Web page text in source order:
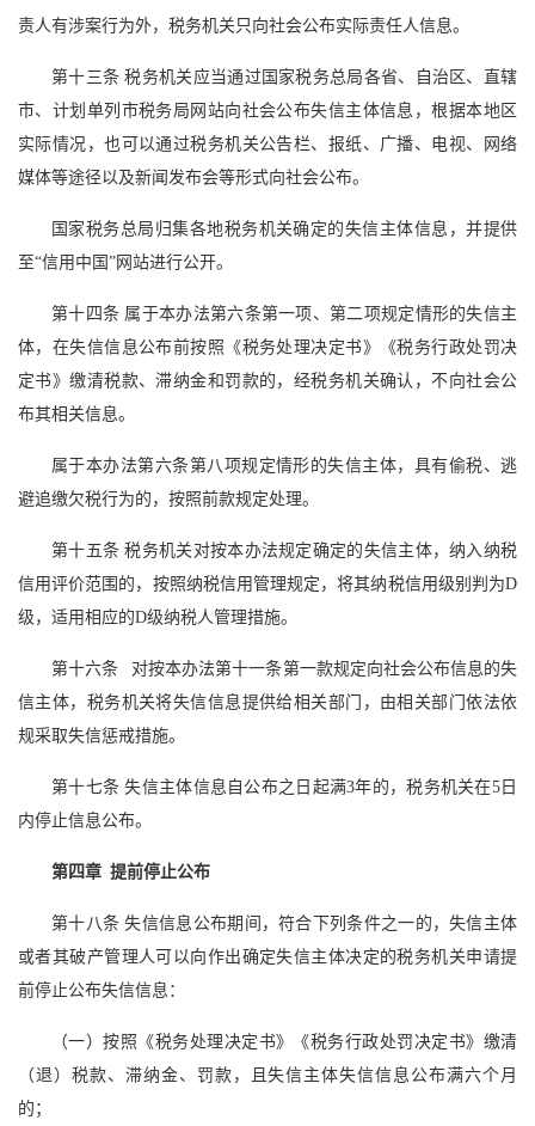
责人有涉案行为外，税务机关只向社会公布实际责任人信息。
第十三条 税务机关应当通过国家税务总局各省、自治区、直辖
市、计划单列市税务局网站向社会公布失信主体信息，根据本地区
实际情况，也可以通过税务机关公告栏、报纸、广播、电视、网络
媒体等途径以及新闻发布会等形式向社会公布。
国家税务总局归集各地税务机关确定的失信主体信息，并提供
至“信用中国”网站进行公开。
第十四条 属于本办法第六条第一项、第二项规定情形的失信主
体，在失信信息公布前按照《税务处理决定书》《税务行政处罚决
定书》缴清税款、滞纳金和罚款的，经税务机关确认，不向社会公
布其相关信息。
属于本办法第六条第八项规定情形的失信主体，具有偷税、逃
避追缴欠税行为的，按照前款规定处理。
第十五条 税务机关对按本办法规定确定的失信主体，纳入纳税
信用评价范围的，按照纳税信用管理规定，将其纳税信用级别判为D
级，适用相应的D级纳税人管理措施。
第十六条 对按本办法第十一条第一款规定向社会公布信息的失
信主体，税务机关将失信信息提供给相关部门，由相关部门依法依
规采取失信惩戒措施。
第十七条 失信主体信息自公布之日起满3年的，税务机关在5日
内停止信息公布。
第四章 提前停止公布
第十八条 失信信息公布期间，符合下列条件之一的，失信主体
或者其破产管理人可以向作出确定失信主体决定的税务机关申请提
前停止公布失信信息：
（一）按照《税务处理决定书》《税务行政处罚决定书》缴清
（退）税款、滞纳金、罚款，且失信主体失信信息公布满六个月
的；